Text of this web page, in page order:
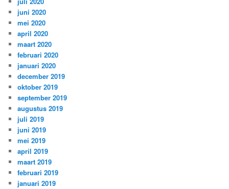
juni 2020
mei 2020
april 2020
maart 2020
februari 2020
januari 2020
december 2019
oktober 2019
september 2019
augustus 2019
juli 2019
juni 2019
mei 2019
april 2019
maart 2019
februari 2019
januari 2019